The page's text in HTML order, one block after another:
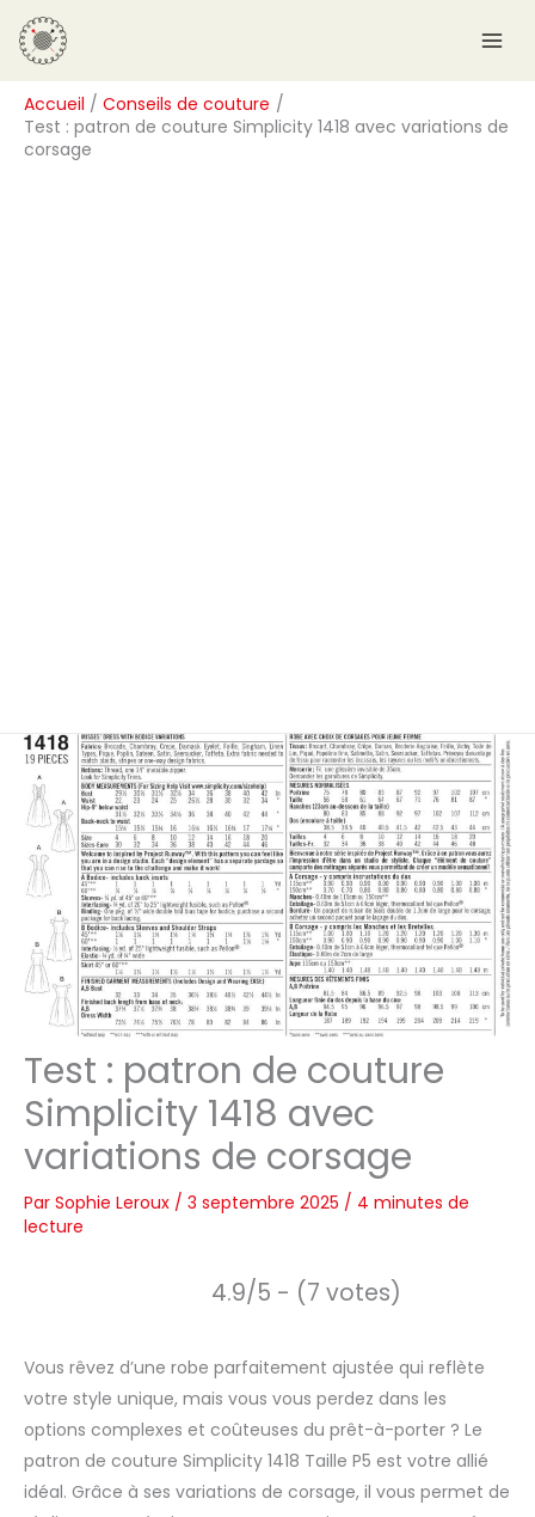
Aller
au
contenu
Accueil
Conseils de couture
Test : patron de couture Simplicity 1418 avec variations de
corsage
Test : patron de couture
Simplicity 1418 avec
variations de corsage
Par Sophie Leroux / 3 septembre 2025 / 4 minutes de
lecture
4.9/5 - (7 votes)
Vous rêvez d’une robe parfaitement ajustée qui reflète
votre style unique, mais vous vous perdez dans les
options complexes et coûteuses du prêt-à-porter ? Le
patron de couture Simplicity 1418 Taille P5 est votre allié
idéal. Grâce à ses variations de corsage, il vous permet de
R
e
c
h
e